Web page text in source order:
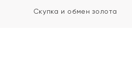
Скупка и обмен золота